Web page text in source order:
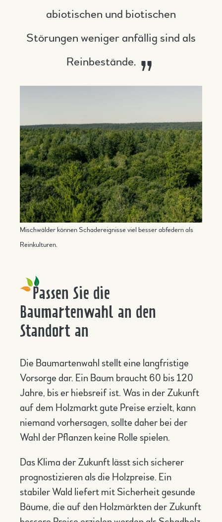
abiotischen und biotischen
Störungen weniger anfällig sind als
Reinbestände.
Mischwälder können Schadereignisse viel besser abfedern als
Reinkulturen.
Passen Sie die
Baumartenwahl an den
Standort an
Die Baumartenwahl stellt eine langfristige
Vorsorge dar. Ein Baum braucht 60 bis 120
Jahre, bis er hiebsreif ist. Was in der Zukunft
auf dem Holzmarkt gute Preise erzielt, kann
niemand vorhersagen, sollte daher bei der
Wahl der Pflanzen keine Rolle spielen.
Das Klima der Zukunft lässt sich sicherer
prognostizieren als die Holzpreise. Ein
stabiler Wald liefert mit Sicherheit gesunde
Bäume, die auf den Holzmärkten der Zukunft